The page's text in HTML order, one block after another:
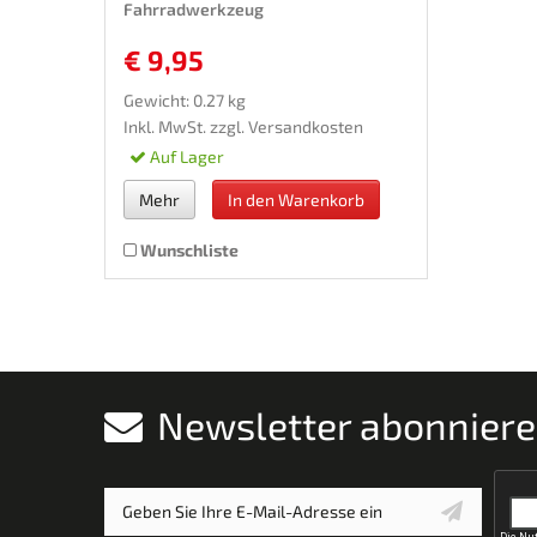
Fahrradwerkzeug
€ 9,95
Gewicht: 0.27 kg
Inkl. MwSt. zzgl. Versandkosten
Auf Lager
Mehr In den Warenkorb
Wunschliste
Newsletter